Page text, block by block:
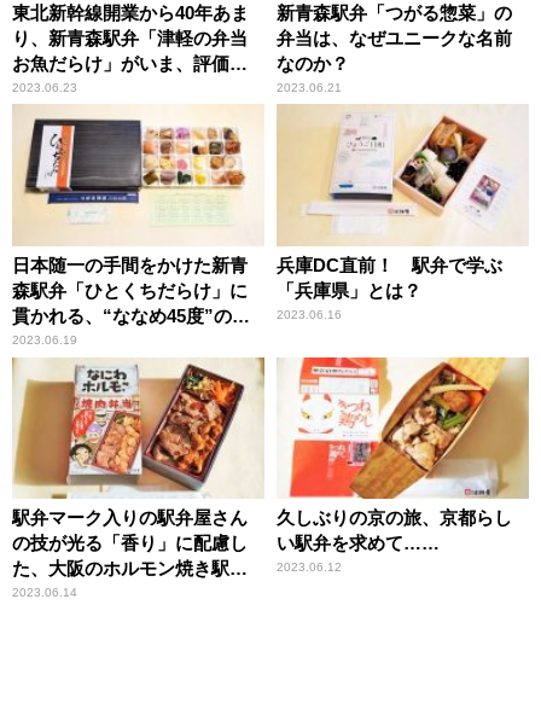
東北新幹線開業から40年あま
り、新青森駅弁「津軽の弁当
お魚だらけ」がいま、評価さ
れる理由
2023.06.23
新青森駅弁「つがる惣菜」の
弁当は、なぜユニークな名前
なのか？
2023.06.21
日本随一の手間をかけた新青
森駅弁「ひとくちだらけ」に
貫かれる、“ななめ45度”の美
学とは？
2023.06.19
兵庫DC直前！ 駅弁で学ぶ
「兵庫県」とは？
2023.06.16
駅弁マーク入りの駅弁屋さん
の技が光る「香り」に配慮し
た、大阪のホルモン焼き駅
弁！
2023.06.14
久しぶりの京の旅、京都らし
い駅弁を求めて……
2023.06.12